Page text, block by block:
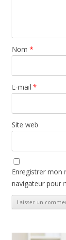
Nom *
E-mail *
Site web
Enregistrer mon
navigateur pour